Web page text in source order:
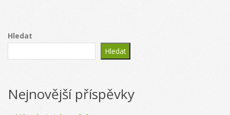
Hledat
Hledat
Nejnovější příspěvky